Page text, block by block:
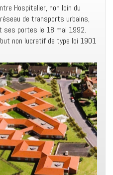
Hospitalier, non loin du
de transports urbains,
ses portes le 18 mai 1992.
non lucratif de type loi 1901